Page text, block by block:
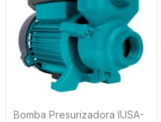
Bomba Presurizadora IUSA-